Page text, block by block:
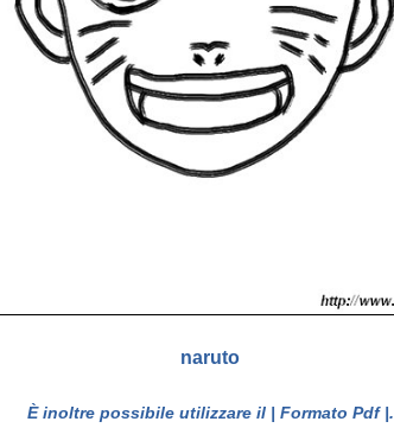
naruto
È inoltre possibile utilizzare il | Formato Pdf |.